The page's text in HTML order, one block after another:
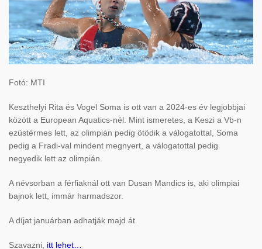
Fotó: MTI
Keszthelyi Rita és Vogel Soma is ott van a 2024-es év legjobbjai
között a European Aquatics-nél. Mint ismeretes, a Keszi a Vb-n
ezüstérmes lett, az olimpián pedig ötödik a válogatottal, Soma
pedig a Fradi-val mindent megnyert, a válogatottal pedig
negyedik lett az olimpián.
A névsorban a férfiaknál ott van Dusan Mandics is, aki olimpiai
bajnok lett, immár harmadszor.
A díjat januárban adhatják majd át.
Szavazni, itt lehet…